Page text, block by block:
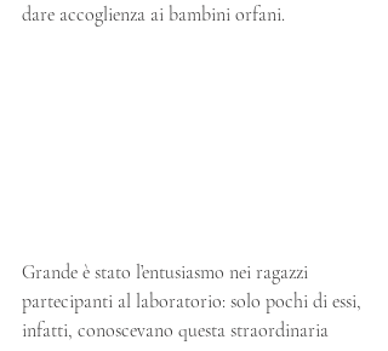
dare accoglienza ai bambini orfani.
Grande è stato l’entusiasmo nei ragazzi
partecipanti al laboratorio: solo pochi di essi,
infatti, conoscevano questa straordinaria